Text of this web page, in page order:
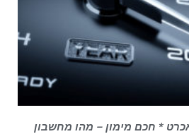
* חכם מימון – מהו מחשבון